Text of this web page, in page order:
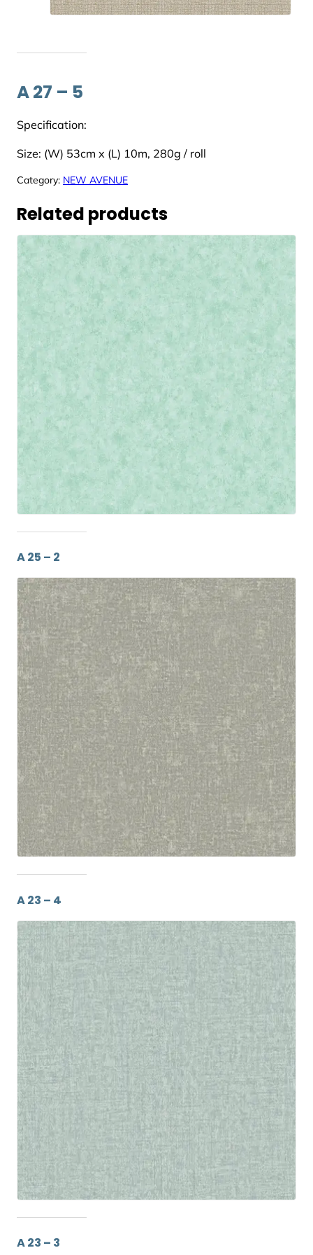
A 27 – 5
Specification:
Size: (W) 53cm x (L) 10m, 280g / roll
Category: NEW AVENUE
Related products
A 25 – 2
A 23 – 4
A 23 – 3